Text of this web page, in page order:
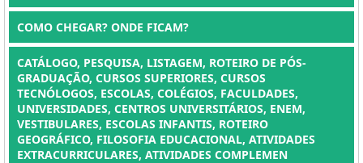
COMO CHEGAR? ONDE FICAM?
CATÁLOGO, PESQUISA, LISTAGEM, ROTEIRO DE PÓS-
GRADUAÇÃO, CURSOS SUPERIORES, CURSOS
TECNÓLOGOS, ESCOLAS, COLÉGIOS, FACULDADES,
UNIVERSIDADES, CENTROS UNIVERSITÁRIOS, ENEM,
VESTIBULARES, ESCOLAS INFANTIS, ROTEIRO
GEOGRÁFICO, FILOSOFIA EDUCACIONAL, ATIVIDADES
EXTRACURRICULARES, ATIVIDADES COMPLEMEN